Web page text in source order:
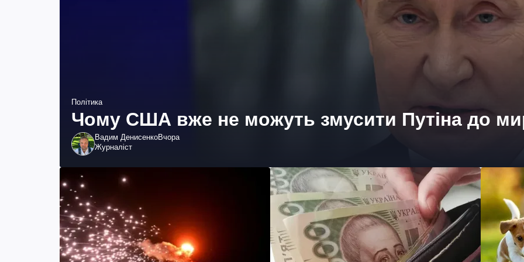
Політика
Чому США вже не можуть змусити Путіна до
Вадим ДенисенкоВчора
Журналіст